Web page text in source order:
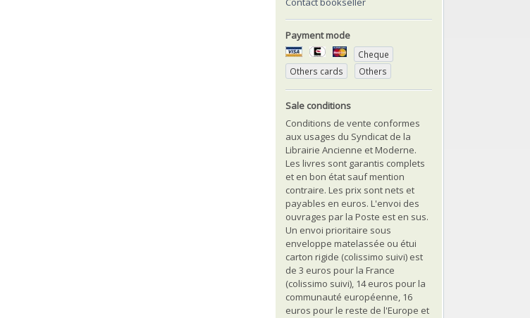
Payment mode
Cheque
Others cards
Others
Sale conditions
Conditions de vente conformes
aux usages du Syndicat de la
Librairie Ancienne et Moderne.
Les livres sont garantis complets
et en bon état sauf mention
contraire. Les prix sont nets et
payables en euros. L'envoi des
ouvrages par la Poste est en sus.
Un envoi prioritaire sous
enveloppe matelassée ou étui
carton rigide (colissimo suivi) est
de 3 euros pour la France
(colissimo suivi), 14 euros pour la
communauté européenne, 16
euros pour le reste de l'Europe et